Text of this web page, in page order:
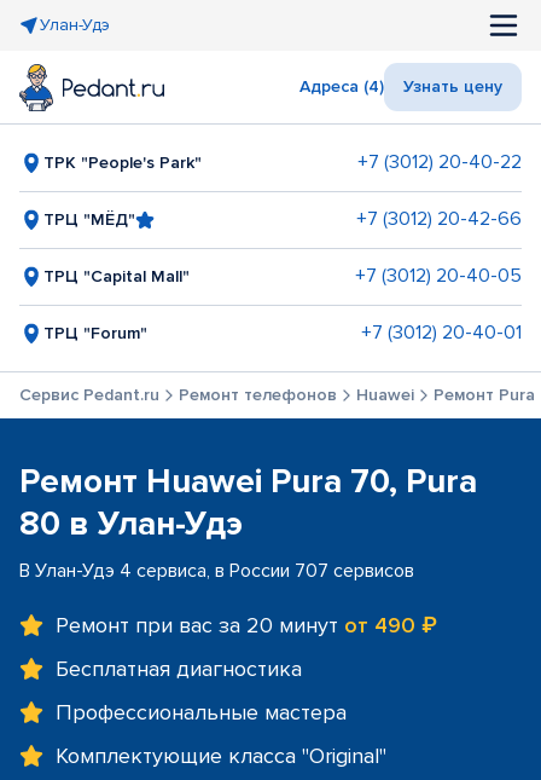
Улан-Удэ
Адреса (4) Узнать цену
ТРК "People's Park" +7 (3012) 20-40-22
ТРЦ "МЁД" +7 (3012) 20-42-66
ТРЦ "Capital Mall" +7 (3012) 20-40-05
ТРЦ "Forum" +7 (3012) 20-40-01
Сервис Pedant.ru Ремонт телефонов Huawei Ремонт
Ремонт Huawei Pura 70, Pura
80 в Улан-Удэ
В Улан-Удэ 4 сервиса, в России 707 сервисов
Ремонт при вас за 20 минут от 490 ₽
Бесплатная диагностика
Профессиональные мастера
Комплектующие класса "Original"